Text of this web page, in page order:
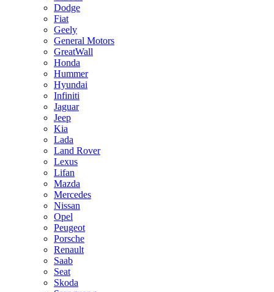
Dodge
Fiat
Geely
General Motors
GreatWall
Honda
Hummer
Hyundai
Infiniti
Jaguar
Jeep
Kia
Lada
Land Rover
Lexus
Lifan
Mazda
Mercedes
Nissan
Opel
Peugeot
Porsche
Renault
Saab
Seat
Skoda